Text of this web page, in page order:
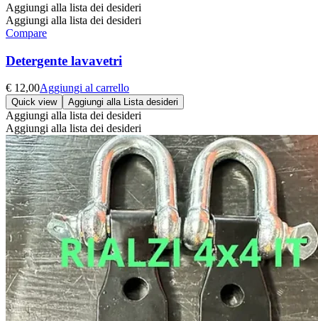
Aggiungi alla lista dei desideri
Aggiungi alla lista dei desideri
Compare
Detergente lavavetri
€ 12,00Aggiungi al carrello
Quick view Aggiungi alla Lista desideri
Aggiungi alla lista dei desideri
Aggiungi alla lista dei desideri